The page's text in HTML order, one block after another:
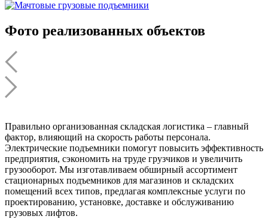
Фото реализованных объектов
Правильно организованная складская логистика – главный
фактор, влияющий на скорость работы персонала.
Электрические подъемники помогут повысить эффективность
предприятия, сэкономить на труде грузчиков и увеличить
грузооборот. Мы изготавливаем обширный ассортимент
стационарных подъемников для магазинов и складских
помещений всех типов, предлагая комплексные услуги по
проектированию, установке, доставке и обслуживанию
грузовых лифтов.